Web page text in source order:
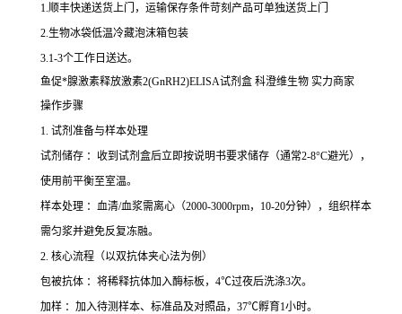
1.顺丰快递送货上门，运输保存条件苛刻产品可单独送货上门
2.生物冰袋低温冷藏泡沫箱包装
3.1-3个工作日送达。
鱼促*腺激素释放激素2(GnRH2)ELISA试剂盒 科澄维生物 实力商家
操作步骤
1. 试剂准备与样本处理
试剂储存 ：收到试剂盒后立即按说明书要求储存（通常2-8°C避光），
使用前平衡至室温。
样本处理 ：血清/血浆需离心（2000-3000rpm，10-20分钟），组织样本
需匀浆并避免反复冻融。
2. 核心流程（以双抗体夹心法为例）
包被抗体 ：将稀释抗体加入酶标板，4℃过夜后洗涤3次。
加样 ：加入待测样本、标准品及对照品，37℃孵育1小时。